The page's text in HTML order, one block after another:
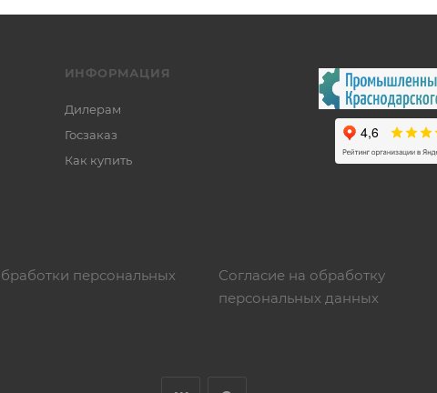
ИНФОРМАЦИЯ
Дилерам
Госзаказ
Как купить
персональных
Согласие на обработку
персональных данных